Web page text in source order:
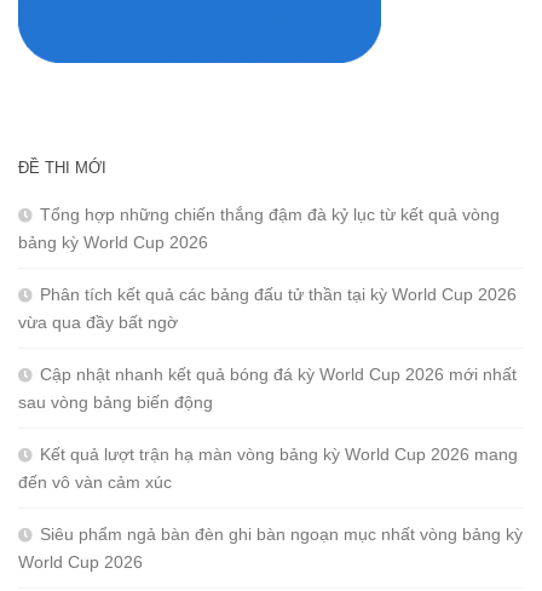
ĐỀ THI MỚI
Tổng hợp những chiến thắng đậm đà kỷ lục từ kết quả vòng
bảng kỳ World Cup 2026
Phân tích kết quả các bảng đấu tử thần tại kỳ World Cup 2026
vừa qua đầy bất ngờ
Cập nhật nhanh kết quả bóng đá kỳ World Cup 2026 mới nhất
sau vòng bảng biến động
Kết quả lượt trận hạ màn vòng bảng kỳ World Cup 2026 mang
đến vô vàn cảm xúc
Siêu phẩm ngả bàn đèn ghi bàn ngoạn mục nhất vòng bảng kỳ
World Cup 2026